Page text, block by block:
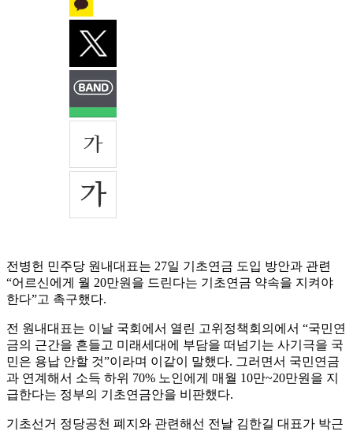
전병헌 민주당 원내대표는 27일 기초연금 도입 방안과 관련
“어르신에게 월 20만원을 드린다는 기초연금 약속을 지켜야
한다”고 촉구했다.
전 원내대표는 이날 국회에서 열린 고위정책회의에서 “국민연
금의 근간을 흔들고 미래세대에 부담을 떠넘기는 사기극을 국
민은 용납 안할 것”이라며 이같이 말했다. 그러면서 국민연금
과 연계해서 소득 하위 70% 노인에게 매월 10만~20만원을 지
급한다는 정부의 기초연금안을 비판했다.
기초선거 정당공천 폐지와 관련해선 전날 김한길 대표가 박근